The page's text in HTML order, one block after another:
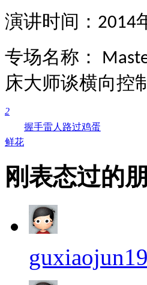
演讲时间：2014
专场名称：
床大师谈横向控
2
鲜花
握手雷人 路过鸡蛋
刚表态过的